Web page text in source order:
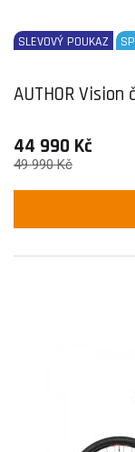
SLEVOVÝ POUKAZ
AUTHOR
44 990 Kč
49 990 Kč